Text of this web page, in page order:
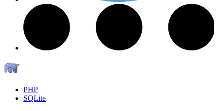
PHP
SQLite